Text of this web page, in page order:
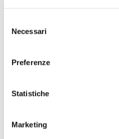
delNecessari
Preferenze
Statistiche
Marketing
Cage –
estasiati da
mondo
questa mostra
musica si vede?”